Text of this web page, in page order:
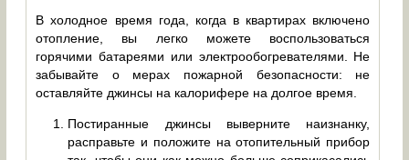
В холодное время года, когда в квартирах включено
отопление, вы легко можете воспользоваться
горячими батареями или электрообогревателями. Не
забывайте о мерах пожарной безопасности: не
оставляйте джинсы на калорифере на долгое время.
Постиранные джинсы выверните наизнанку,
расправьте и положите на отопительный прибор